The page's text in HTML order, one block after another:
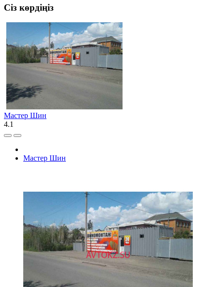
Сіз көрдіңіз
Мастер Шин
4.1
Мастер Шин